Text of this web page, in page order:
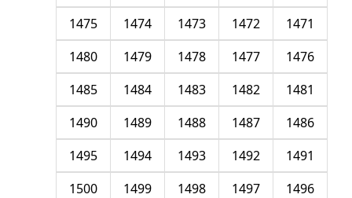
1471
1472
1473
1474
1475
1476
1477
1478
1479
1480
1481
1482
1483
1484
1485
1486
1487
1488
1489
1490
1491
1492
1493
1494
1495
1496
1497
1498
1499
1500